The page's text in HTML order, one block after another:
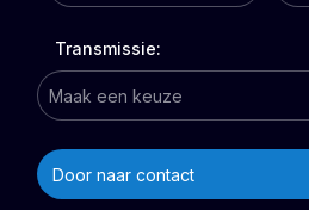
Transmissie:
Door naar contact